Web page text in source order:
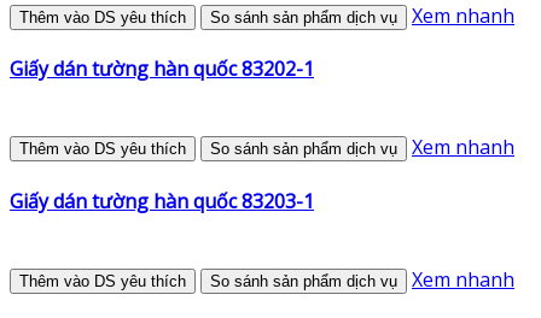
Thêm vào DS yêu thích So sánh sản phẩm dịch vụ Xem nhanh
Giấy dán tường hàn quốc 83202-1
Thêm vào DS yêu thích So sánh sản phẩm dịch vụ Xem nhanh
Giấy dán tường hàn quốc 83203-1
Thêm vào DS yêu thích So sánh sản phẩm dịch vụ Xem nhanh